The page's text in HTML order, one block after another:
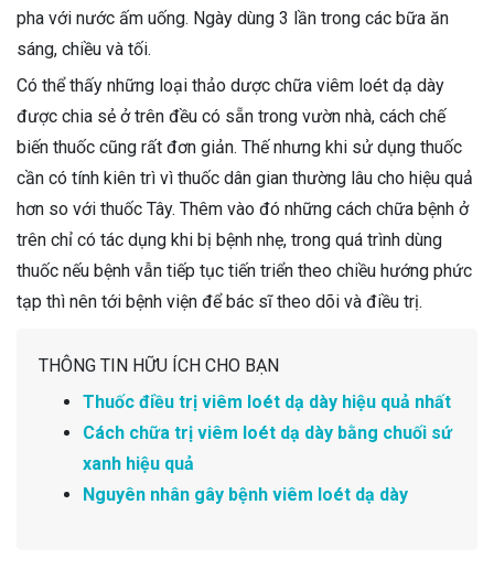
pha với nước ấm uống. Ngày dùng 3 lần trong các bữa ăn
sáng, chiều và tối.
Có thể thấy những loại thảo dược chữa viêm loét dạ dày
được chia sẻ ở trên đều có sẵn trong vườn nhà, cách chế
biến thuốc cũng rất đơn giản. Thế nhưng khi sử dụng thuốc
cần có tính kiên trì vì thuốc dân gian thường lâu cho hiệu quả
hơn so với thuốc Tây. Thêm vào đó những cách chữa bệnh ở
trên chỉ có tác dụng khi bị bệnh nhẹ, trong quá trình dùng
thuốc nếu bệnh vẫn tiếp tục tiến triển theo chiều hướng phức
tạp thì nên tới bệnh viện để bác sĩ theo dõi và điều trị.
THÔNG TIN HỮU ÍCH CHO BẠN
Thuốc điều trị viêm loét dạ dày hiệu quả nhất
Cách chữa trị viêm loét dạ dày bằng chuối sứ
xanh hiệu quả
Nguyên nhân gây bệnh viêm loét dạ dày